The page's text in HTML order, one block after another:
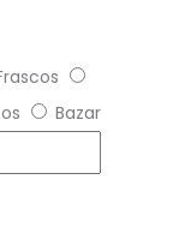
Bazar